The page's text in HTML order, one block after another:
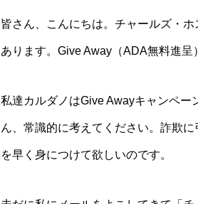
皆さん、こんにちは。チャールズ・
あります。Give Away（ADA無料進呈
私達カルダノはGive Awayキャンペー
ん、常識的に考えてください。詐欺
を早く身につけて欲しいのです。